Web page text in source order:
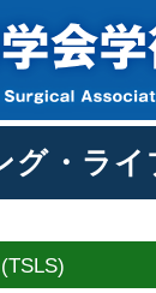
グ・ライ